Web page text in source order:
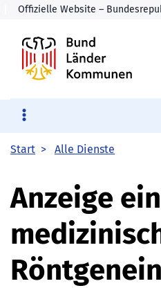
Start Alle Dienste
Anzeige